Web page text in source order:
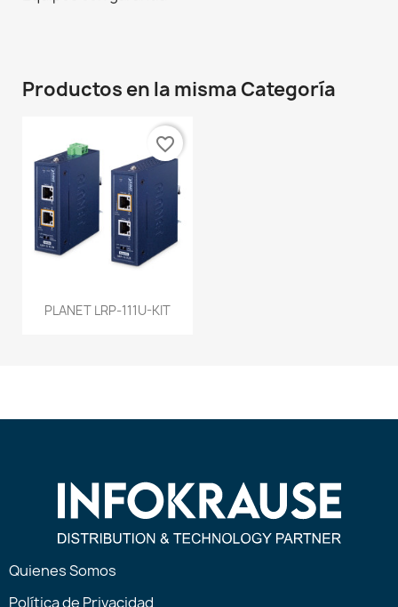
Productos en la misma Categoría
PLANET LRP-111U-KIT
favorite_border
Quienes Somos
Política de Privacidad